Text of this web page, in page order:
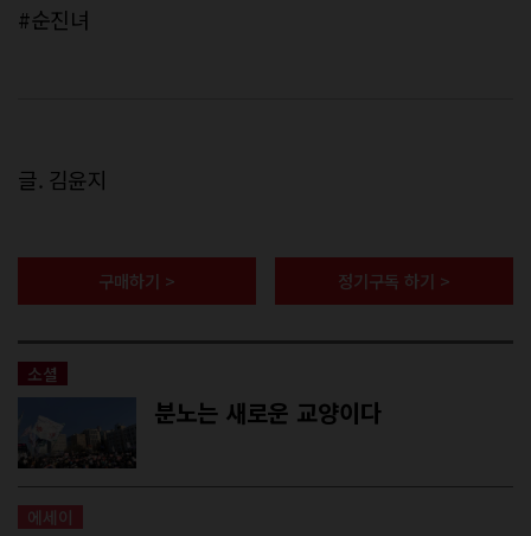
#순진녀
글. 김윤지
구매하기 > 정기구독 하기 >
소셜
분노는 새로운 교양이다
에세이